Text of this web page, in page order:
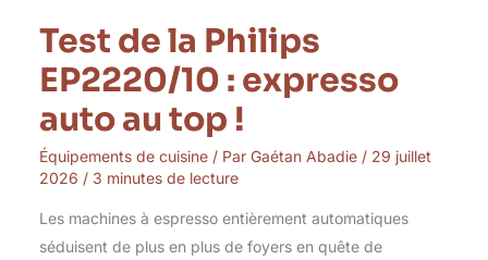
Test de la Philips
EP2220/10 : expresso
auto au top !
Équipements de cuisine/ Par Gaétan Abadie / 29 juillet
2026 / 3 minutes de lecture
Les machines à espresso entièrement automatiques
séduisent de plus en plus de foyers en quête de